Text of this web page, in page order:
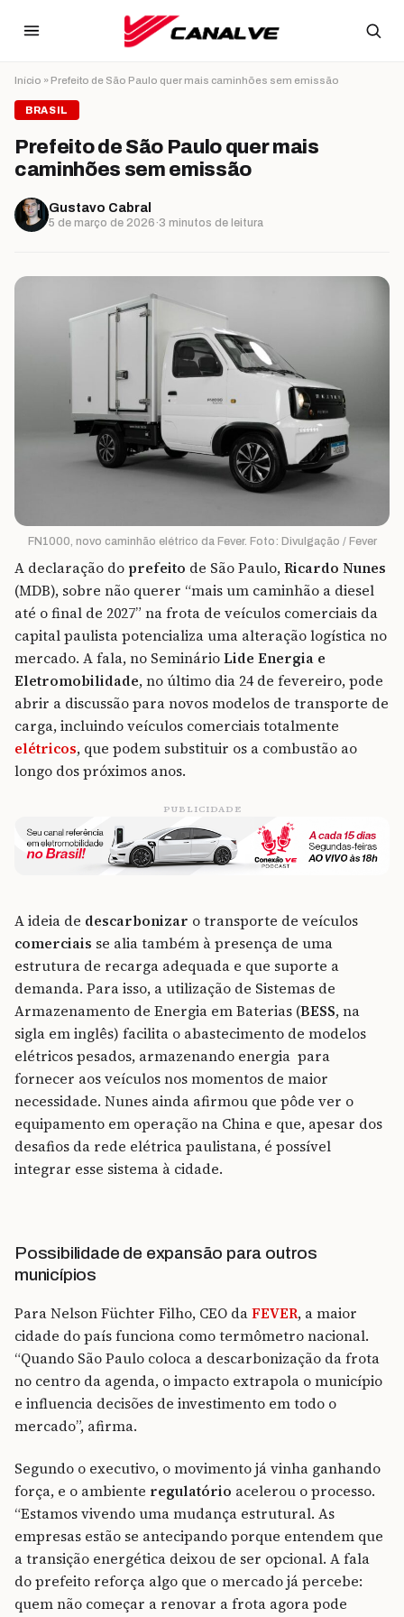
Início » Prefeito de São Paulo quer mais caminhões sem emissão
BRASIL
Prefeito de São Paulo quer mais
caminhões sem emissão
Gustavo Cabral
5 de março de 2026·3 minutos de leitura
FN1000, novo caminhão elétrico da Fever. Foto: Divulgação / Fever
A declaração do prefeito de São Paulo,Ricardo Nunes
(MDB), sobre não querer “mais um caminhão a diesel
até o final de 2027” na frota de veículos comerciais da
capital paulista potencializa uma alteração logística no
mercado. A fala, no SeminárioLide Energia e
Eletromobilidade, no último dia 24 de fevereiro, pode
abrir a discussão para novos modelos de transporte de
carga, incluindo veículos comerciais totalmente
elétricos, que podem substituir os a combustão ao
longo dos próximos anos.
PUBLICIDADE
A ideia de descarbonizar o transporte de veículos
comerciais se alia também à presença de uma
estrutura de recarga adequada e que suporte a
demanda. Para isso, a utilização de Sistemas de
Armazenamento de Energia em Baterias (BESS, na
sigla em inglês) facilita o abastecimento de modelos
elétricos pesados, armazenando energia para
fornecer aos veículos nos momentos de maior
necessidade. Nunes ainda afirmou que pôde ver o
equipamento em operação na China e que, apesar dos
desafios da rede elétrica paulistana, é possível
integrar esse sistema à cidade.
Possibilidade de expansão para outros
municípios
Para Nelson Füchter Filho, CEO daFEVER, a maior
cidade do país funciona como termômetro nacional.
“Quando São Paulo coloca a descarbonização da frota
no centro da agenda, o impacto extrapola o município
e influencia decisões de investimento em todo o
mercado”, afirma.
Segundo o executivo, o movimento já vinha ganhando
força, e o ambiente regulatório acelerou o processo.
“Estamos vivendo uma mudança estrutural. As
empresas estão se antecipando porque entendem que
a transição energética deixou de ser opcional. A fala
do prefeito reforça algo que o mercado já percebe:
quem não começar a renovar a frota agora pode